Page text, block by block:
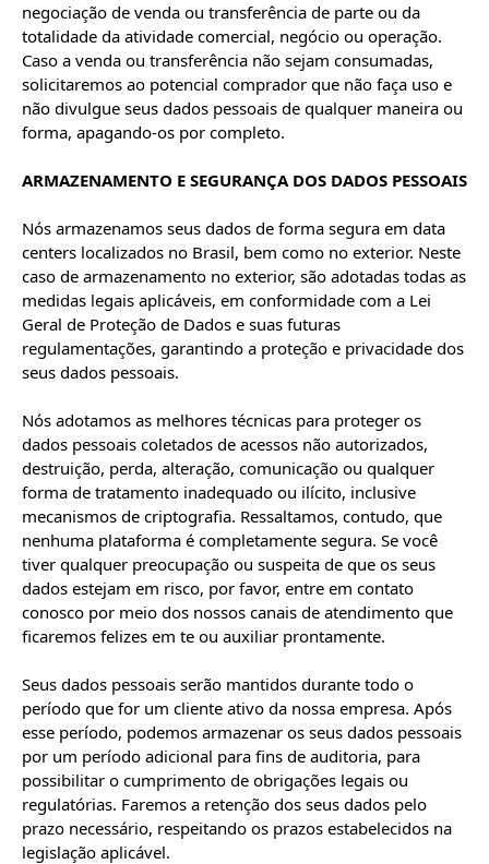
negociação de venda ou transferência de parte ou da
totalidade da atividade comercial, negócio ou operação.
Caso a venda ou transferência não sejam consumadas,
solicitaremos ao potencial comprador que não faça uso e
não divulgue seus dados pessoais de qualquer maneira ou
forma, apagando-os por completo.
ARMAZENAMENTO E SEGURANÇA DOS DADOS PESSOAIS
Nós armazenamos seus dados de forma segura em data
centers localizados no Brasil, bem como no exterior. Neste
caso de armazenamento no exterior, são adotadas todas as
medidas legais aplicáveis, em conformidade com a Lei
Geral de Proteção de Dados e suas futuras
regulamentações, garantindo a proteção e privacidade dos
seus dados pessoais.
Nós adotamos as melhores técnicas para proteger os
dados pessoais coletados de acessos não autorizados,
destruição, perda, alteração, comunicação ou qualquer
forma de tratamento inadequado ou ilícito, inclusive
mecanismos de criptografia. Ressaltamos, contudo, que
nenhuma plataforma é completamente segura. Se você
tiver qualquer preocupação ou suspeita de que os seus
dados estejam em risco, por favor, entre em contato
conosco por meio dos nossos canais de atendimento que
ficaremos felizes em te ou auxiliar prontamente.
Seus dados pessoais serão mantidos durante todo o
período que for um cliente ativo da nossa empresa. Após
esse período, podemos armazenar os seus dados pessoais
por um período adicional para fins de auditoria, para
possibilitar o cumprimento de obrigações legais ou
regulatórias. Faremos a retenção dos seus dados pelo
prazo necessário, respeitando os prazos estabelecidos na
legislação aplicável.